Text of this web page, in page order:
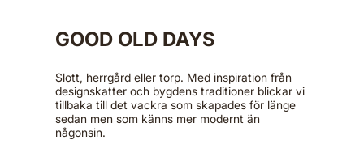
GOOD OLD DAYS
Slott, herrgård eller torp. Med inspiration från
designskatter och bygdens traditioner blickar vi
tillbaka till det vackra som skapades för länge
sedan men som känns mer modernt än
någonsin.